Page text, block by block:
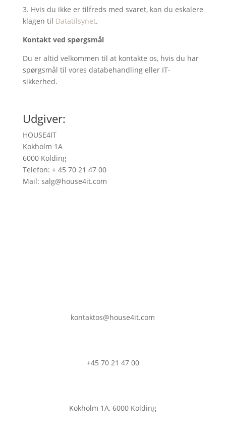
3. Hvis du ikke er tilfreds med svaret, kan du eskalere
klagen til Datatilsynet.
Kontakt ved spørgsmål
Du er altid velkommen til at kontakte os, hvis du har
spørgsmål til vores databehandling eller IT-
sikkerhed.
Udgiver:
HOUSE4IT
Kokholm 1A
6000 Kolding
Telefon: + 45 70 21 47 00
Mail: salg@house4it.com
kontaktos@house4it.com
+45 70 21 47 00
Kokholm 1A, 6000 Kolding